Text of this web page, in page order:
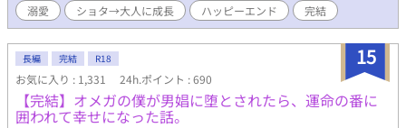
溺愛
ショタ→大人に成長 ハッピーエンド 完結
15
長編 完結 R18
お気に入り : 1,331 24h.ポイント : 690
【完結】オメガの僕が男娼に堕とされたら、運命の番に
囲われて幸せになった話。